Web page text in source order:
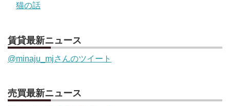
猫の話
賃貸最新ニュース
@minaju_mjさんのツイート
売買最新ニュース